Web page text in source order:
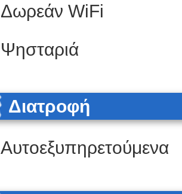
Δωρεάν WiFi
Ψησταριά
Διατροφή
Αυτοεξυπηρετούμενα